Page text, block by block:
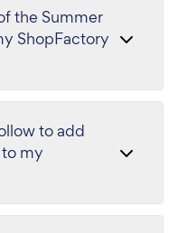
the Summer
ShopFactory
to add
my